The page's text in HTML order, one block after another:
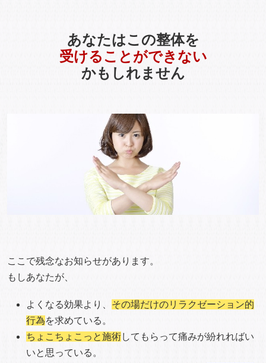
あなたはこの整体を
受けることができない
かもしれません
ここで残念なお知らせがあります。
もしあなたが、
よくなる効果より、 その場だけのリラクゼーション的
行為を求めている。
ちょこちょこっと施術してもらって痛みが紛れればい
いと思っている。